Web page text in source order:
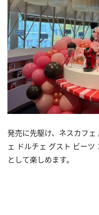
発売に先駆け、ネスカフ
ェ ドルチェ グスト ビーツ
として楽しめます。